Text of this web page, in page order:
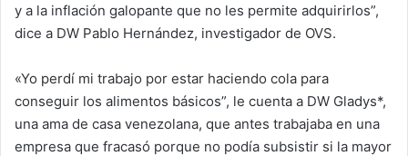
y a la inflación galopante que no les permite adquirirlos”,
dice a DW Pablo Hernández, investigador de OVS.
«Yo perdí mi trabajo por estar haciendo cola para
conseguir los alimentos básicos”, le cuenta a DW Gladys*,
una ama de casa venezolana, que antes trabajaba en una
empresa que fracasó porque no podía subsistir si la mayor